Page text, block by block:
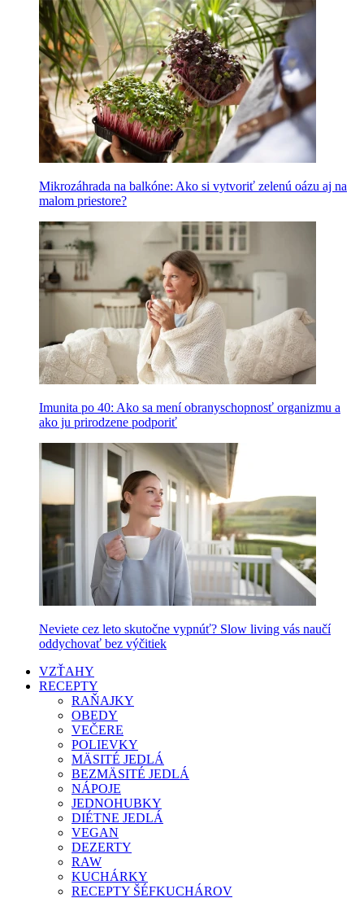
Mikrozáhrada na balkóne: Ako si vytvoriť zelenú oázu aj na
malom priestore?
Imunita po 40: Ako sa mení obranyschopnosť organizmu a
ako ju prirodzene podporiť
Neviete cez leto skutočne vypnúť? Slow living vás naučí
oddychovať bez výčitiek
VZŤAHY
RECEPTY
RAŇAJKY
OBEDY
VEČERE
POLIEVKY
MÄSITÉ JEDLÁ
BEZMÄSITÉ JEDLÁ
NÁPOJE
JEDNOHUBKY
DIÉTNE JEDLÁ
VEGAN
DEZERTY
RAW
KUCHÁRKY
RECEPTY ŠÉFKUCHÁROV